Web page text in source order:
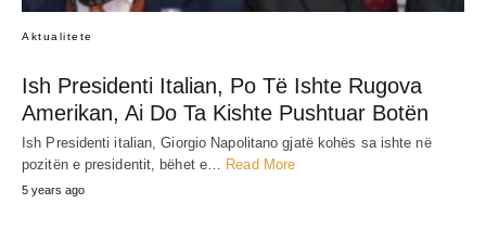
Aktualitete
Ish Presidenti Italian, Po Të Ishte Rugova
Amerikan, Ai Do Ta Kishte Pushtuar Botën
Ish Presidenti italian, Giorgio Napolitano gjatë kohës sa ishte në
pozitën e presidentit, bëhet e… Read More
5 years ago